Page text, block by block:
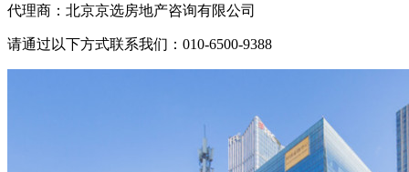
代理商：北京京选房地产咨询有限公司
请通过以下方式联系我们：010-6500-9388